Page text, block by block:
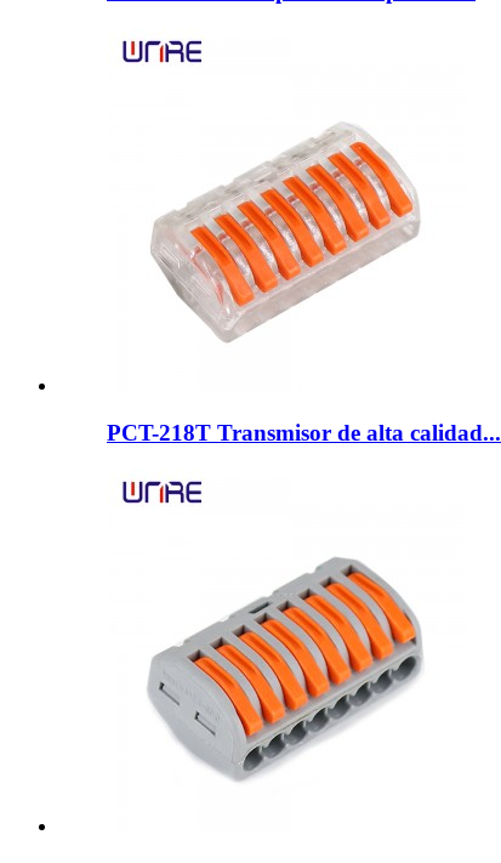
PCT-218T Transmisor de alta calidad...